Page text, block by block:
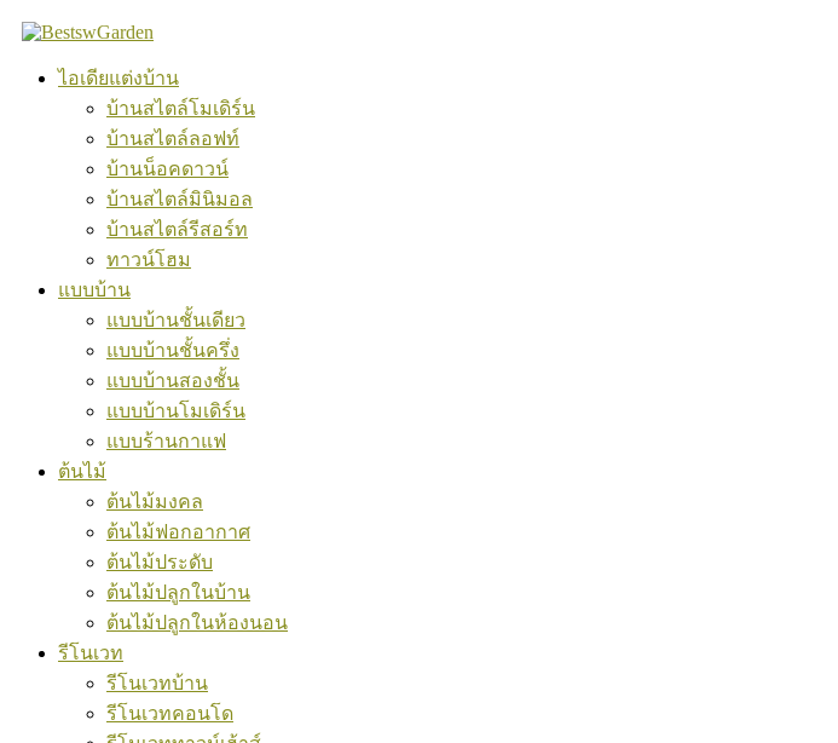
Skip
to
ไอเดียแต่งบ้าน
บ้านสไตล์โมเดิร์น
บ้านสไตล์ลอฟท์
บ้านน็อคดาวน์
บ้านสไตล์มินิมอล
บ้านสไตล์รีสอร์ท
ทาวน์โฮม
แบบบ้าน
แบบบ้านชั้นเดียว
แบบบ้านชั้นครึ่ง
แบบบ้านสองชั้น
แบบบ้านโมเดิร์น
แบบร้านกาแฟ
ต้นไม้
ต้นไม้มงคล
ต้นไม้ฟอกอากาศ
ต้นไม้ประดับ
ต้นไม้ปลูกในบ้าน
ต้นไม้ปลูกในห้องนอน
รีโนเวท
รีโนเวทบ้าน
รีโนเวทคอนโด